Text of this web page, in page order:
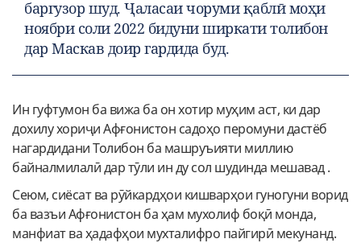
баргузор шуд. Ҷаласаи чоруми қаблӣ моҳи
ноябри соли 2022 бидуни ширкати толибон
дар Маскав доир гардида буд.
Ин гуфтумон ба вижа ба он хотир муҳим аст, ки дар
дохилу хориҷи Афғонистон садоҳо перомуни дастёб
нагардидани Толибон ба машруъияти миллию
байналмилалӣ дар тӯли ин ду сол шудинда мешавад .
Сеюм, сиёсат ва рӯйкардҳои кишварҳои гуногуни ворид
ба вазъи Афғонистон ба ҳам мухолиф боқӣ монда,
манфиат ва ҳадафҳои мухталифро пайгирӣ мекунанд.